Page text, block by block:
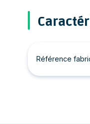
Référence